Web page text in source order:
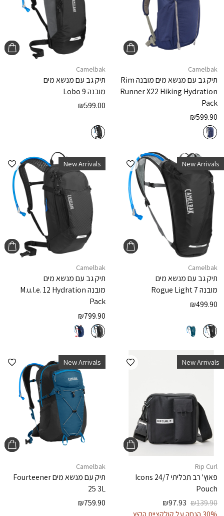
Camelbak
תיק גב עם מנשא מים מובנהRim
Runner X22 Hiking Hydration
Pack
₪599.90
Camelbak
תיק גב עם מנשא מים
מובנהLobo 9
₪599.00
הוספה למועדפים New Arrivals
Camelbak
תיק גב עם מנשא מים
מובנהRogue Light 7
₪499.90
New Arrivals
Camelbak
תיק גב עם מנשא מים
מובנהM.u.l.e. 12 Hydration
Pack
₪799.90
הוספה למועדפים New Arrivals
Rip Curl
פאוץ' רב תכליתיIcons 24/7
Pouch
₪139.90
₪97.93
New Arrivals
Camelbak
תיק עם מנשא מיםFourteener
25 3L
₪759.90